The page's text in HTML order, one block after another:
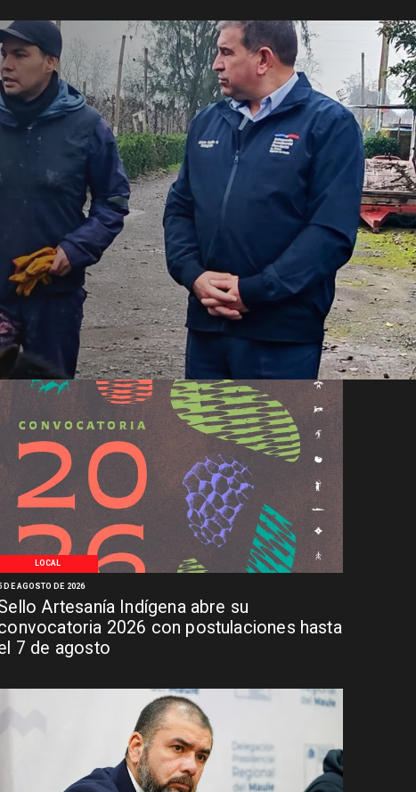
LOCAL
Artesanía Indígena abre su
2026 con postulaciones hasta
7 de agosto
DE AGOSTO DE 2026